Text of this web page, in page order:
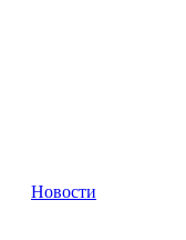
Новости